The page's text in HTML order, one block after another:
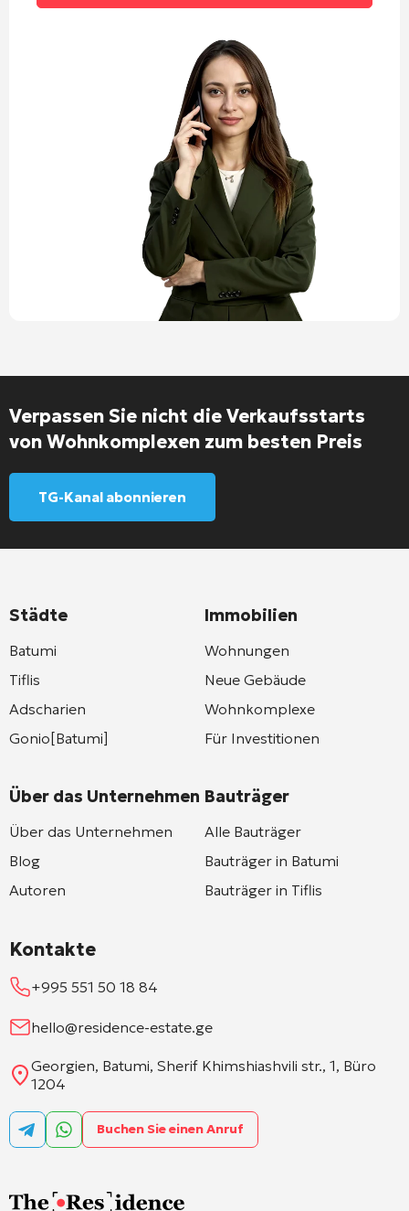
Verpassen Sie nicht die Verkaufsstarts
von Wohnkomplexen zum besten Preis
TG-Kanal abonnieren
Städte
Batumi
Tiflis
Adscharien
Gonio[Batumi]
Über das Unternehmen
Über das Unternehmen
Blog
Autoren
Immobilien
Wohnungen
Neue Gebäude
Wohnkomplexe
Für Investitionen
Bauträger
Alle Bauträger
Bauträger in Batumi
Bauträger in Tiflis
Kontakte
+995 551 50 18 84
hello@residence-estate.ge
Georgien, Batumi, Sherif Khimshiashvili str., 1, Büro
1204
Buchen Sie einen Anruf